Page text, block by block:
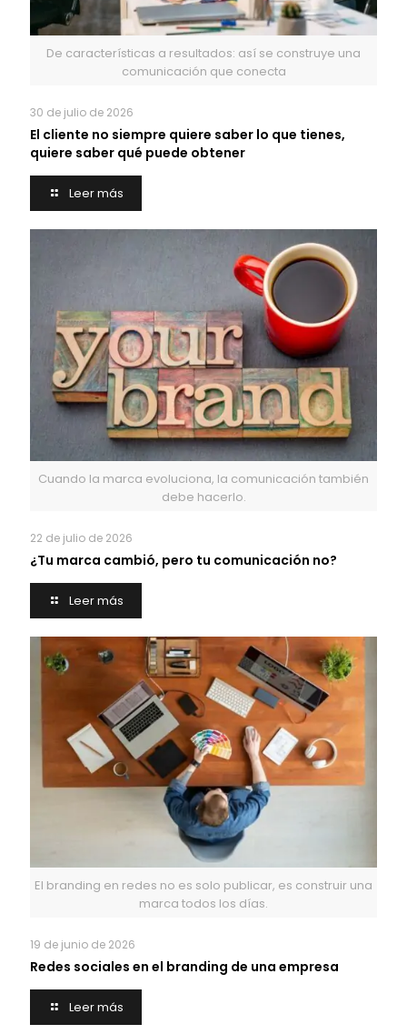
De características a resultados: así se construye una
comunicación que conecta
30 de julio de 2026
El cliente no siempre quiere saber lo que tienes,
quiere saber qué puede obtener
Leer más
Cuando la marca evoluciona, la comunicación también
debe hacerlo.
22 de julio de 2026
¿Tu marca cambió, pero tu comunicación no?
Leer más
El branding en redes no es solo publicar, es construir una
marca todos los días.
19 de junio de 2026
Redes sociales en el branding de una empresa
Leer más